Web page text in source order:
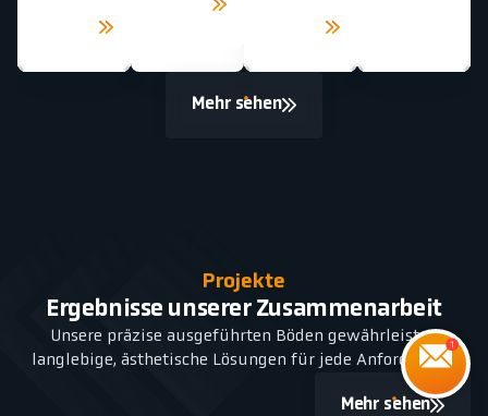
Mehr sehen
Projekte
Ergebnisse unserer Zusammenarbeit
Unsere präzise ausgeführten Böden gewährleisten
langlebige, ästhetische Lösungen für jede Anforderung.
Mehr sehen